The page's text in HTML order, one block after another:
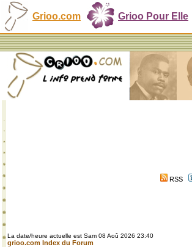
Grioo.com Grioo Pour Elle
RSS
La date/heure actuelle est Sam 08 Aoû 2026 23:40
grioo.com Index du Forum